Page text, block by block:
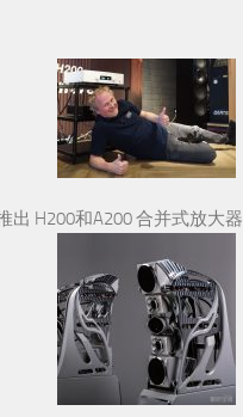
出 H200和A200 合并式放大器